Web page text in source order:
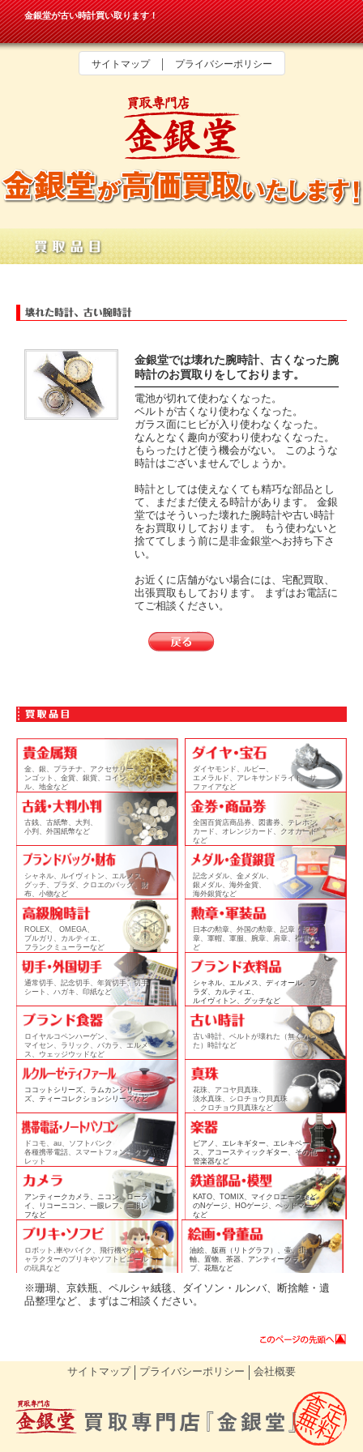
金銀堂が古い時計買い取ります！
サイトマップ プライバシーポリシー
金銀堂では壊れた腕時計、古くなった腕
時計のお買取りをしております。
電池が切れて使わなくなった。
ベルトが古くなり使わなくなった。
ガラス面にヒビが入り使わなくなった。
なんとなく趣向が変わり使わなくなった。
もらったけど使う機会がない。 このような
時計はございませんでしょうか。
時計としては使えなくても精巧な部品とし
て、まだまだ使える時計があります。 金銀
堂ではそういった壊れた腕時計や古い時計
をお買取りしております。 もう使わないと
捨ててしまう前に是非金銀堂へお持ち下さ
い。
お近くに店舗がない場合には、宅配買取、
出張買取もしております。 まずはお電話に
てご相談ください。
金、銀、プラチナ、アクセサリー、イ
ンゴット、金貨、銀貨、コイン、メダ
ル、地金など
ダイヤモンド、ルビー、
エメラルド、アレキサンドライト、サ
ファイアなど
古銭、古紙幣、大判、
小判、外国紙幣など
全国百貨店商品券、図書券、テレホン
カード、オレンジカード、クオカード
など
シャネル、ルイヴィトン、エルメス、
グッチ、プラダ、クロエのバッグ、財
布、小物など
記念メダル、金メダル、
銀メダル、海外金貨、
海外銀貨など
ROLEX、 OMEGA、
ブルガリ、カルティエ、
フランクミューラーなど
日本の勲章、外国の勲章、記章・記念
章、軍帽、軍服、腕章、肩章、襟賞な
ど
通常切手、記念切手、年賀切手、切手
シート、ハガキ、印紙など
シャネル、エルメス、ディオール、プ
ラダ、カルティエ、
ルイヴィトン、グッチなど
ロイヤルコペンハーゲン、
マイセン、ラリック、バカラ、エルメ
ス、ウェッジウッドなど
古い時計、ベルトが壊れた（無くなっ
た）時計など
ココットシリーズ、ラムカンシリー
ズ、ティーコレクションシリーズなど
花珠、アコヤ貝真珠、
淡水真珠、シロチョウ貝真珠
、クロチョウ貝真珠など
ドコモ、au、ソフトバンク
各種携帯電話、スマートフォン、タブ
レット
ピアノ、エレキギター、エレキベー
ス、アコースティックギター、その他
管楽器など
アンティークカメラ、ニコン、ローラ
イ、リコーニコン、一眼レフ、二眼レ
フなど
KATO、TOMIX、マイクロエースなど
のNゲージ、HOゲージ、ヘッドマーク
など
ロボット,車やバイク、飛行機や舟、キ
ャラクターのブリキやソフトビニール
の玩具など
油絵、版画（リトグラフ）、壷、掛
軸、置物、茶器、アンティークラン
プ、花瓶など
※珊瑚、京鉄瓶、ペルシャ絨毯、ダイソン・ルンバ、断捨離・遺
品整理など、まずはご相談ください。
サイトマップ プライバシーポリシー 会社概要